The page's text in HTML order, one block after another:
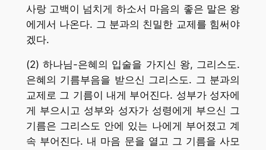
사랑 고백이 넘치게 하소서 마음의 좋은 말은 왕
에게서 나온다. 그 분과의 친밀한 교제를 힘써야
겠다.
(2) 하나님-은혜의 입술을 가지신 왕, 그리스도.
은혜의 기름부음을 받으신 그리스도. 그 분과의
교제로 그 기름이 내게 부어진다. 성부가 성자에
게 부으시고 성부와 성자가 성령에게 부으신 그
기름은 그리스도 안에 있는 나에게 부어졌고 계
속 부어진다. 내 마음 문을 열고 그 기름을 사모